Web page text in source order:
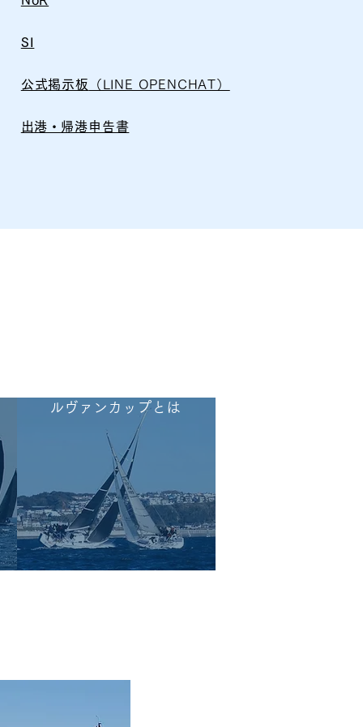
SI
公式掲示板 （LINE OPENCHAT）
​出港・帰港申告書
ルヴァンカップとは